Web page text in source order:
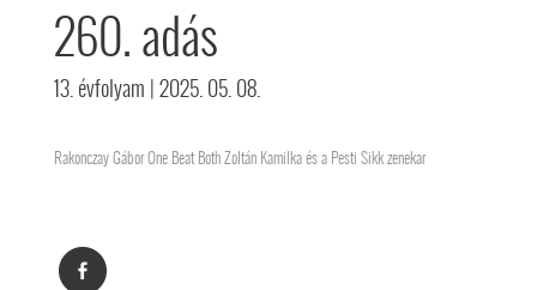
260. adás
13. évfolyam | 2025. 05. 08.
Rakonczay Gábor One Beat Both Zoltán Kamilka és a Pesti Sikk zenekar